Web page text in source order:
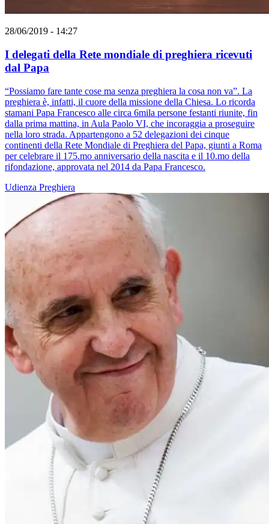
28/06/2019 - 14:27
I delegati della Rete mondiale di preghiera ricevuti
dal Papa
“Possiamo fare tante cose ma senza preghiera la cosa non va”. La
preghiera è, infatti, il cuore della missione della Chiesa. Lo ricorda
stamani Papa Francesco alle circa 6mila persone festanti riunite, fin
dalla prima mattina, in Aula Paolo VI, che incoraggia a proseguire
nella loro strada. Appartengono a 52 delegazioni dei cinque
continenti della Rete Mondiale di Preghiera del Papa, giunti a Roma
per celebrare il 175.mo anniversario della nascita e il 10.mo della
rifondazione, approvata nel 2014 da Papa Francesco.
Udienza Preghiera